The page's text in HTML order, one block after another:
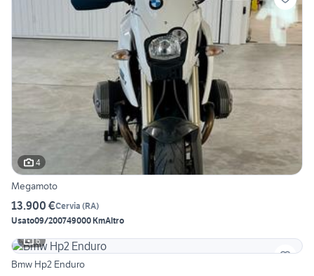
4
Megamoto
13.900 €Cervia (RA)
Usato09/200749000 KmAltro
6
Bmw Hp2 Enduro